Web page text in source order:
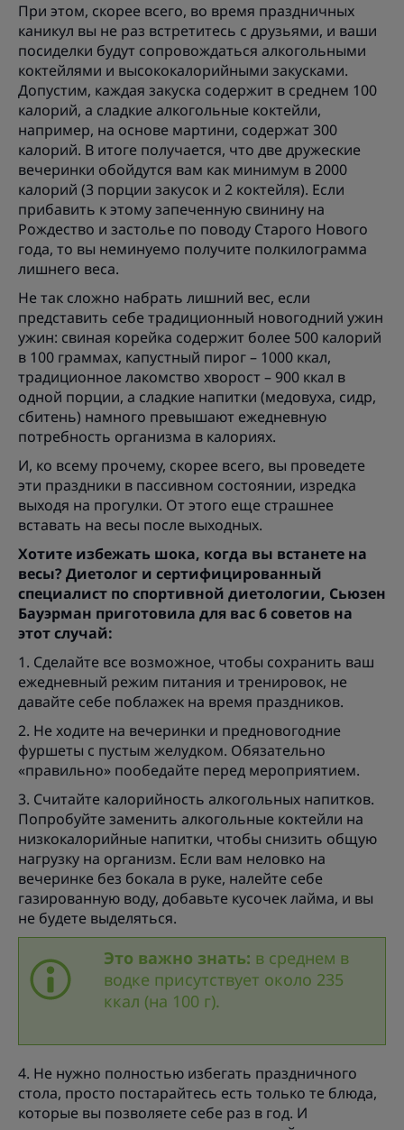
При этом, скорее всего, во время праздничных
каникул вы не раз встретитесь с друзьями, и ваши
посиделки будут сопровождаться алкогольными
коктейлями и высококалорийными закусками.
Допустим, каждая закуска содержит в среднем 100
калорий, а сладкие алкогольные коктейли,
например, на основе мартини, содержат 300
калорий. В итоге получается, что две дружеские
вечеринки обойдутся вам как минимум в 2000
калорий (3 порции закусок и 2 коктейля). Если
прибавить к этому запеченную свинину на
Рождество и застолье по поводу Старого Нового
года, то вы неминуемо получите полкилограмма
лишнего веса.
Не так сложно набрать лишний вес, если
представить себе традиционный новогодний ужин
ужин: свиная корейка содержит более 500 калорий
в 100 граммах, капустный пирог – 1000 ккал,
традиционное лакомство хворост – 900 ккал в
одной порции, а сладкие напитки (медовуха, сидр,
сбитень) намного превышают ежедневную
потребность организма в калориях.
И, ко всему прочему, скорее всего, вы проведете
эти праздники в пассивном состоянии, изредка
выходя на прогулки. От этого еще страшнее
вставать на весы после выходных.
Хотите избежать шока, когда вы встанете на
весы? Диетолог и сертифицированный
специалист по спортивной диетологии, Сьюзен
Бауэрман приготовила для вас 6 советов на
этот случай:
1. Сделайте все возможное, чтобы сохранить ваш
ежедневный режим питания и тренировок, не
давайте себе поблажек на время праздников.
2. Не ходите на вечеринки и предновогодние
фуршеты с пустым желудком. Обязательно
«правильно» пообедайте перед мероприятием.
3. Считайте калорийность алкогольных напитков.
Попробуйте заменить алкогольные коктейли на
низкокалорийные напитки, чтобы снизить общую
нагрузку на организм. Если вам неловко на
вечеринке без бокала в руке, налейте себе
газированную воду, добавьте кусочек лайма, и вы
не будете выделяться.
Это важно знать: в среднем в
водке присутствует около 235
ккал (на 100 г).
4. Не нужно полностью избегать праздничного
стола, просто постарайтесь есть только те блюда,
которые вы позволяете себе раз в год. И